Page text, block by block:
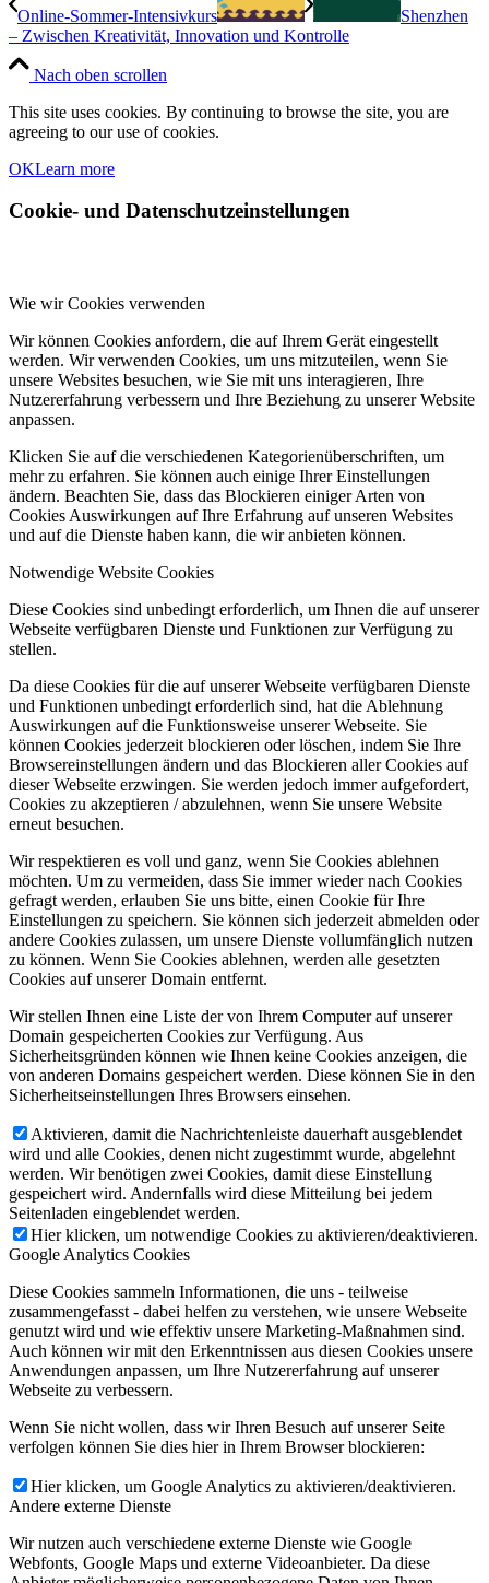
Online-Sommer-Intensivkurs
Shenzhen
– Zwischen Kreativität, Innovation und Kontrolle
Nach oben scrollen
This site uses cookies. By continuing to browse the site, you are
agreeing to our use of cookies.
OKLearn more
Cookie- und Datenschutzeinstellungen
Wie wir Cookies verwenden
Wir können Cookies anfordern, die auf Ihrem Gerät eingestellt
werden. Wir verwenden Cookies, um uns mitzuteilen, wenn Sie
unsere Websites besuchen, wie Sie mit uns interagieren, Ihre
Nutzererfahrung verbessern und Ihre Beziehung zu unserer Website
anpassen.
Klicken Sie auf die verschiedenen Kategorienüberschriften, um
mehr zu erfahren. Sie können auch einige Ihrer Einstellungen
ändern. Beachten Sie, dass das Blockieren einiger Arten von
Cookies Auswirkungen auf Ihre Erfahrung auf unseren Websites
und auf die Dienste haben kann, die wir anbieten können.
Notwendige Website Cookies
Diese Cookies sind unbedingt erforderlich, um Ihnen die auf unserer
Webseite verfügbaren Dienste und Funktionen zur Verfügung zu
stellen.
Da diese Cookies für die auf unserer Webseite verfügbaren Dienste
und Funktionen unbedingt erforderlich sind, hat die Ablehnung
Auswirkungen auf die Funktionsweise unserer Webseite. Sie
können Cookies jederzeit blockieren oder löschen, indem Sie Ihre
Browsereinstellungen ändern und das Blockieren aller Cookies auf
dieser Webseite erzwingen. Sie werden jedoch immer aufgefordert,
Cookies zu akzeptieren / abzulehnen, wenn Sie unsere Website
erneut besuchen.
Wir respektieren es voll und ganz, wenn Sie Cookies ablehnen
möchten. Um zu vermeiden, dass Sie immer wieder nach Cookies
gefragt werden, erlauben Sie uns bitte, einen Cookie für Ihre
Einstellungen zu speichern. Sie können sich jederzeit abmelden oder
andere Cookies zulassen, um unsere Dienste vollumfänglich nutzen
zu können. Wenn Sie Cookies ablehnen, werden alle gesetzten
Cookies auf unserer Domain entfernt.
Wir stellen Ihnen eine Liste der von Ihrem Computer auf unserer
Domain gespeicherten Cookies zur Verfügung. Aus
Sicherheitsgründen können wie Ihnen keine Cookies anzeigen, die
von anderen Domains gespeichert werden. Diese können Sie in den
Sicherheitseinstellungen Ihres Browsers einsehen.
Aktivieren, damit die Nachrichtenleiste dauerhaft ausgeblendet
wird und alle Cookies, denen nicht zugestimmt wurde, abgelehnt
werden. Wir benötigen zwei Cookies, damit diese Einstellung
gespeichert wird. Andernfalls wird diese Mitteilung bei jedem
Seitenladen eingeblendet werden.
Hier klicken, um notwendige Cookies zu aktivieren/deaktivieren.
Google Analytics Cookies
Diese Cookies sammeln Informationen, die uns - teilweise
zusammengefasst - dabei helfen zu verstehen, wie unsere Webseite
genutzt wird und wie effektiv unsere Marketing-Maßnahmen sind.
Auch können wir mit den Erkenntnissen aus diesen Cookies unsere
Anwendungen anpassen, um Ihre Nutzererfahrung auf unserer
Webseite zu verbessern.
Wenn Sie nicht wollen, dass wir Ihren Besuch auf unserer Seite
verfolgen können Sie dies hier in Ihrem Browser blockieren:
Hier klicken, um Google Analytics zu aktivieren/deaktivieren.
Andere externe Dienste
Wir nutzen auch verschiedene externe Dienste wie Google
Webfonts, Google Maps und externe Videoanbieter. Da diese